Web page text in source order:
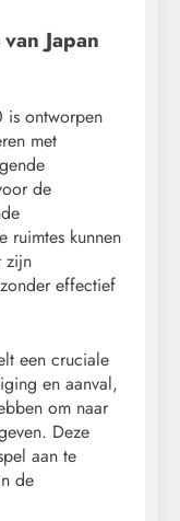
Japan
is ontworpen
met
de
ruimtes kunnen
zijn
effectief
een cruciale
en aanval,
om naar
Deze
aan te
de